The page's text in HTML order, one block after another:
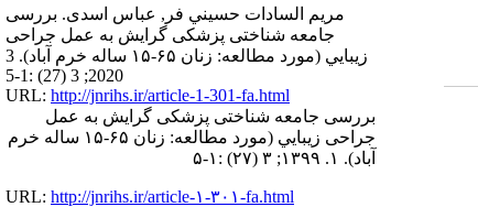
مريم السادات حسيني فر, عباس اسدی. بررسی
جامعه شناختی پزشکی گرایش به عمل جراحی
زيبايي (مورد مطالعه: زنان ۶۵-۱۵ ساله خرم آباد). 3
2020; 3 (27) :1-5
URL: http://jnrihs.ir/article-1-301-fa.html
بررسی جامعه شناختی پزشکی گرایش به عمل
جراحی زيبايي (مورد مطالعه: زنان ۶۵-۱۵ ساله خرم
آباد). ۱. ۱۳۹۹; ۳ (۲۷) :۱-۵
URL: http://jnrihs.ir/article-۱-۳۰۱-fa.html